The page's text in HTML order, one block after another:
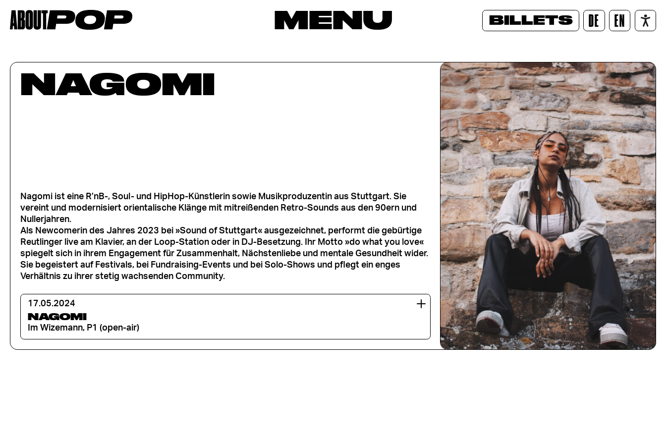
MENU BILLETS DE EN
NAGOMI
Nagomi ist eine R’nB-, Soul- und HipHop-Künstlerin sowie Musikproduzentin aus Stuttgart. Sie
vereint und modernisiert orientalische Klänge mit mitreißenden Retro-Sounds aus den 90ern und
Nullerjahren.
Als Newcomerin des Jahres 2023 bei »Sound of Stuttgart« ausgezeichnet, performt die gebürtige
Reutlinger live am Klavier, an der Loop-Station oder in DJ-Besetzung. Ihr Motto »do what you love«
spiegelt sich in ihrem Engagement für Zusammenhalt, Nächstenliebe und mentale Gesundheit wider.
Sie begeistert auf Festivals, bei Fundraising-Events und bei Solo-Shows und pflegt ein enges
Verhältnis zu ihrer stetig wachsenden Community.
17.05.2024
NAGOMI
Im Wizemann, P1 (open-air)